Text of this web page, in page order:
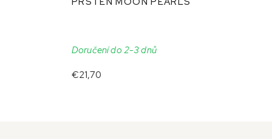
Doručení do 2-3 dnů
€21,70